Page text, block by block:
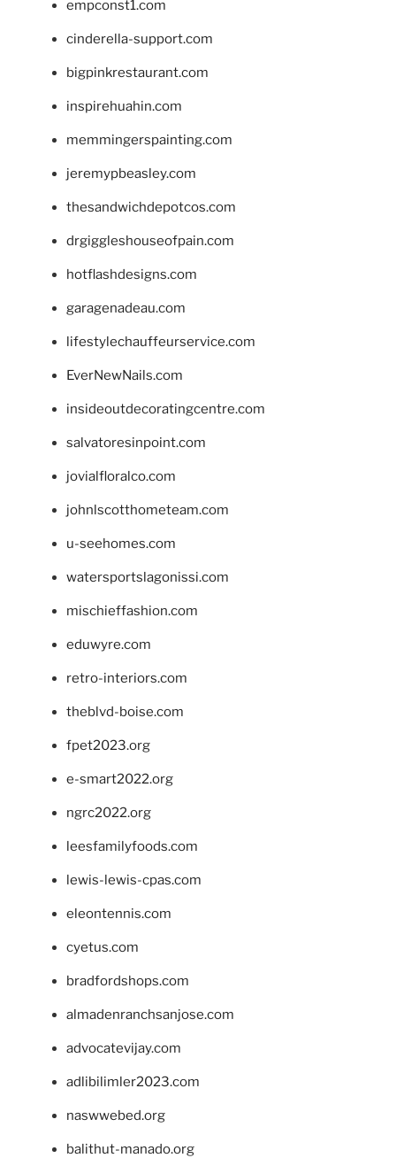
empconst1.com
cinderella-support.com
bigpinkrestaurant.com
inspirehuahin.com
memmingerspainting.com
jeremypbeasley.com
thesandwichdepotcos.com
drgiggleshouseofpain.com
hotflashdesigns.com
garagenadeau.com
lifestylechauffeurservice.com
EverNewNails.com
insideoutdecoratingcentre.com
salvatoresinpoint.com
jovialfloralco.com
johnlscotthometeam.com
u-seehomes.com
watersportslagonissi.com
mischieffashion.com
eduwyre.com
retro-interiors.com
theblvd-boise.com
fpet2023.org
e-smart2022.org
ngrc2022.org
leesfamilyfoods.com
lewis-lewis-cpas.com
eleontennis.com
cyetus.com
bradfordshops.com
almadenranchsanjose.com
advocatevijay.com
adlibilimler2023.com
naswwebed.org
balithut-manado.org